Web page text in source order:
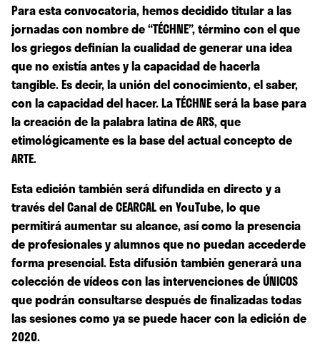
Para esta convocatoria, hemos decidido titular a las
jornadas con nombre de “TÉCHNE”, término con el que
los griegos definían la cualidad de generar una idea
que no existía antes y la capacidad de hacerla
tangible. Es decir, la unión del conocimiento, el saber,
con la capacidad del hacer. La TÉCHNE será la base para
la creación de la palabra latina de ARS, que
etimológicamente es la base del actual concepto de
ARTE.
Esta edición también será difundida en directo y a
través del Canal de CEARCAL en YouTube, lo que
permitirá aumentar su alcance, así como la presencia
de profesionales y alumnos que no puedan accederde
forma presencial. Esta difusión también generará una
colección de vídeos con las intervenciones de ÚNICOS
que podrán consultarse después de finalizadas todas
las sesiones como ya se puede hacer con la edición de
2020.